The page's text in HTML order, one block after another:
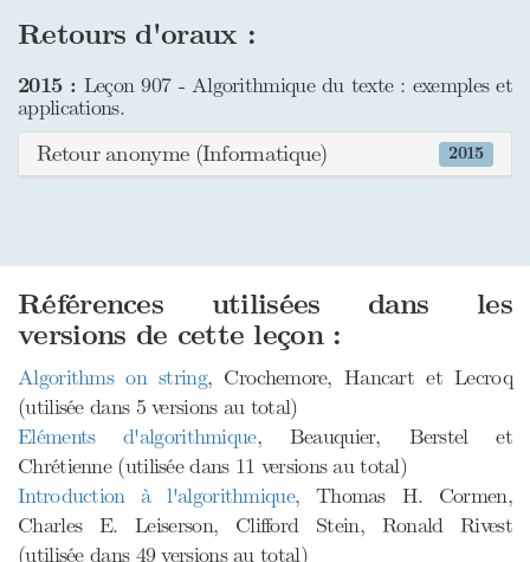
Retours d'oraux :
2015 : Leçon 907 - Algorithmique du texte : exemples et
applications.
2015
Retour anonyme (Informatique)
Références utilisées dans les
versions de cette leçon :
Algorithms on string, Crochemore, Hancart et Lecroq
(utilisée dans 5 versions au total)
Eléments d'algorithmique, Beauquier, Berstel et
Chrétienne (utilisée dans 11 versions au total)
Introduction à l'algorithmique, Thomas H. Cormen,
Charles E. Leiserson, Clifford Stein, Ronald Rivest
(utilisée dans 49 versions au total)